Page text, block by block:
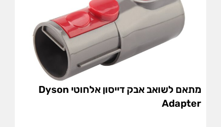
מתאם לשואב אבק דייסון אלחוטי Dyson
Adapter